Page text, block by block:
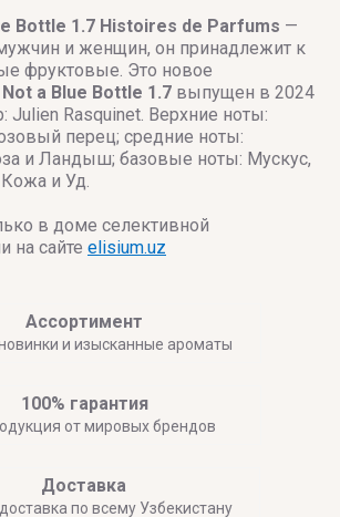
Bottle 1.7 Histoires de Parfums —
и женщин, он принадлежит к
фруктовые. Это новое
a Blue Bottle 1.7 выпущен в 2024
Rasquinet. Верхние ноты:
перец; средние ноты:
и Ландыш; базовые ноты: Мускус,
и Уд.
в доме селективной
на сайте elisium.uz
Ассортимент
и изысканные ароматы
100% гарантия
от мировых брендов
Доставка
по всему Узбекистану